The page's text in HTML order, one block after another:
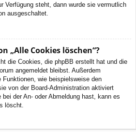
Verfügung steht, dann wurde sie vermutlich
ausgeschaltet.
„Alle Cookies löschen“?
die Cookies, die phpBB erstellt hat und die
angemeldet bleibst. Außerdem
Funktionen, wie beispielsweise den
von der Board-Administration aktiviert
der An- oder Abmeldung hast, kann es
löscht.